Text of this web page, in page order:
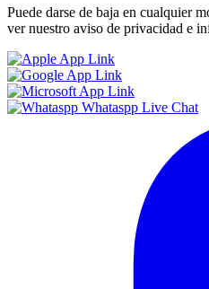
Puede darse de baja en cualquier
ver nuestro aviso de privacidad e
Whataspp Live Chat